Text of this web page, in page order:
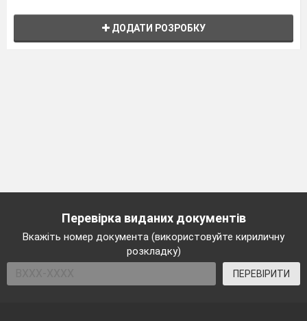
ДОДАТИ РОЗРОБКУ
Перевірка виданих документів
Вкажіть номер документа (використовуйте кириличну
розкладку)
ПЕРЕВІРИТИ